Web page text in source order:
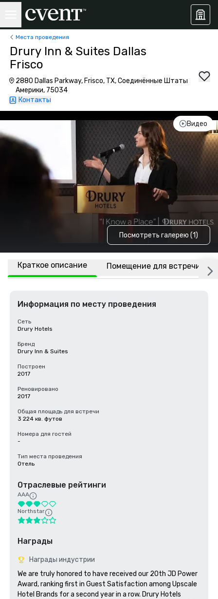
Места проведения
Drury Inn & Suites Dallas
Frisco
2880 Dallas Parkway, Frisco, TX, Соединённые Штаты
Америки, 75034
Контакты
Видео
Посмотреть галерею (1)
Краткое описание Помещение для встречи
Информация по месту проведения
Сеть
Drury Hotels
Бренд
Drury Inn & Suites
Построен
2017
Реновировано
2017
Общая площадь для встречи
3 224 кв. футов
Номера для гостей
-
Тип места проведения
Отель
Отраслевые рейтинги
AAA
Northstar
Награды
Награды индустрии
We are truly honored to have received our 20th JD Power
Award, ranking first in Guest Satisfaction among Upscale
Hotel Brands for a second year in a row. Drury Hotels